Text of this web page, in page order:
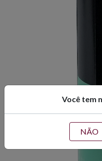
Você tem
NÃO